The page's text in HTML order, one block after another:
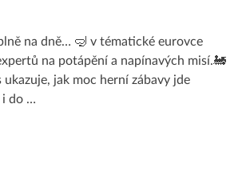
na dně… 🤿 v tématické eurovce
na potápění a napínavých misí.🚂
jak moc herní zábavy jde
i do …